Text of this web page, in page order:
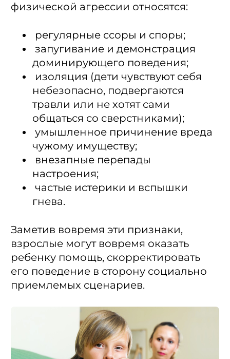
физической агрессии относятся:
регулярные ссоры и споры;
запугивание и демонстрация
доминирующего поведения;
изоляция (дети чувствуют себя
небезопасно, подвергаются
травли или не хотят сами
общаться со сверстниками);
умышленное причинение вреда
чужому имуществу;
внезапные перепады
настроения;
частые истерики и вспышки
гнева.
Заметив вовремя эти признаки,
взрослые могут вовремя оказать
ребенку помощь, скорректировать
его поведение в сторону социально
приемлемых сценариев.